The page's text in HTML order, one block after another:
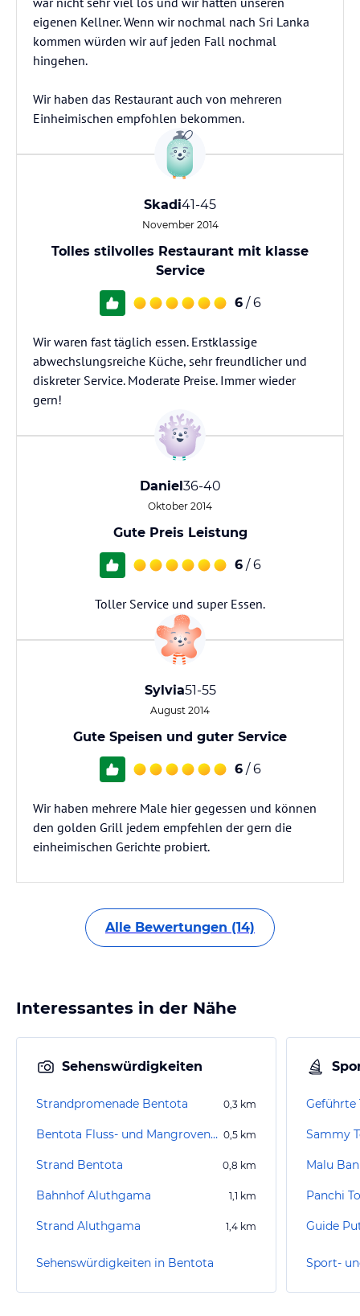
eigenen Kellner. Wenn wir nochmal nach Sri Lanka
kommen würden wir auf jeden Fall nochmal
hingehen.
Wir haben das Restaurant auch von mehreren
Einheimischen empfohlen bekommen.
Skadi41-45
November 2014
Tolles stilvolles Restaurant mit klasse
Service
6 / 6
Wir waren fast täglich essen. Erstklassige
abwechslungsreiche Küche, sehr freundlicher und
diskreter Service. Moderate Preise. Immer wieder
gern!
Daniel36-40
Oktober 2014
Gute Preis Leistung
6 / 6
Toller Service und super Essen.
Sylvia51-55
August 2014
Gute Speisen und guter Service
6 / 6
Wir haben mehrere Male hier gegessen und können
den golden Grill jedem empfehlen der gern die
einheimischen Gerichte probiert.
Alle Bewertungen (14)
Interessantes in der Nähe
Sehenswürdigkeiten
Strandpromenade Bentota 0,3 km
Bentota Fluss- und Mangroven Tour 0,5 km
Strand Bentota 0,8 km
Bahnhof Aluthgama 1,1 km
Strand Aluthgama 1,4 km
Sehenswürdigkeiten in Bentota
Sammy
Malu
Panchi
Guide